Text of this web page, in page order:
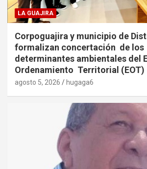
LA GUAJIRA
Corpoguajira y municipio de
formalizan concertación de los
determinantes ambientales del
Ordenamiento Territorial (EOT)
agosto 5, 2026 hugaga6